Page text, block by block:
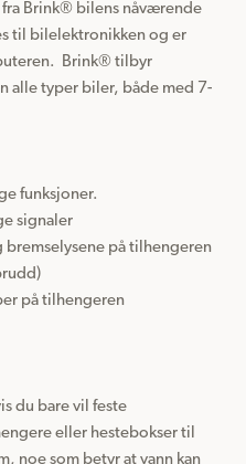
Brink® bilens nåværende
til bilelektronikken og er
Brink® tilbyr
alle typer biler, både med 7-
funksjoner.
signaler
bremselysene på tilhengeren
på tilhengeren
du bare vil feste
eller hestebokser til
noe som betyr at vann kan